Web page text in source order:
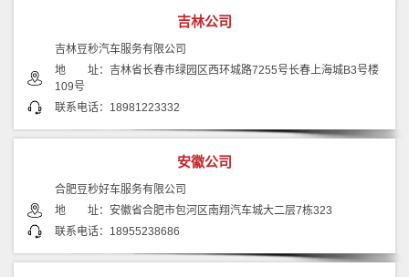
吉林公司
吉林豆秒汽车服务有限公司
地 址：吉林省长春市绿园区西环城路7255号长春上海城B3号楼
109号
联系电话：18981223332
安徽公司
合肥豆秒好车服务有限公司
地 址：安徽省合肥市包河区南翔汽车城大二层7栋323
联系电话：18955238686